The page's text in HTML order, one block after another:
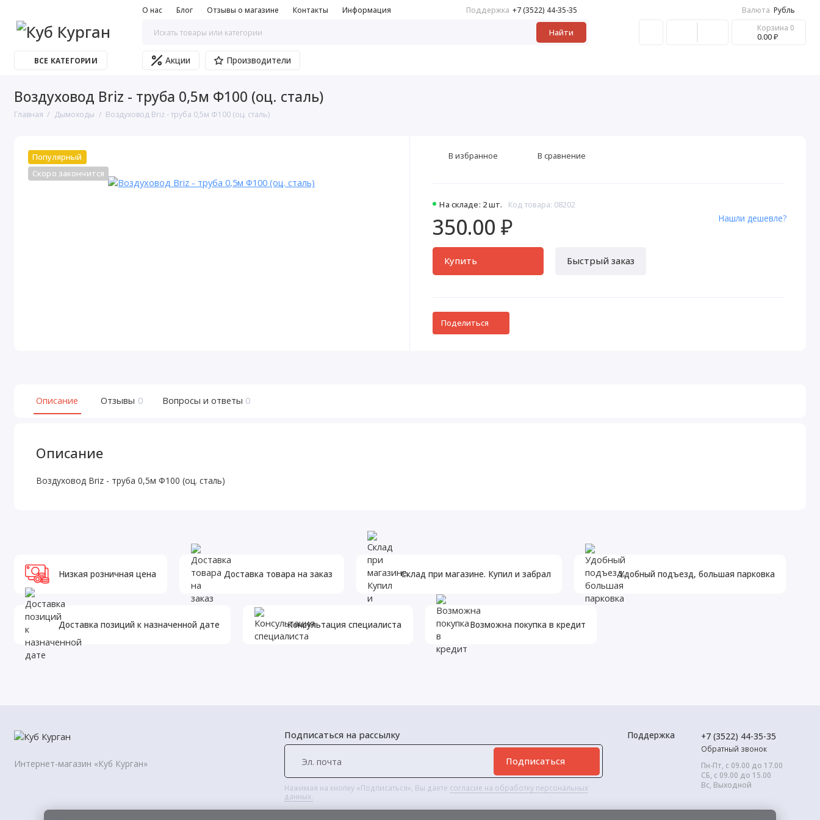
О нас Блог Отзывы о магазине Контакты Информация Поддержка +7 (3522) 44-35-35 Валюта Рубль
Найти Корзина 0
0.00 ₽
ВСЕ КАТЕГОРИИ Акции Производители
Воздуховод Briz - труба 0,5м Ф100 (оц. сталь)
Главная Дымоходы Воздуховод Briz - труба 0,5м Ф100 (оц. сталь)
Популярный
Скоро закончится
На складе: 2 шт. Код товара: 08202
350.00 ₽
Купить Быстрый заказ
Нашли дешевле?
В избранное В сравнение
Поделиться
Описание Отзывы 0 Вопросы и ответы 0
Описание
Воздуховод Briz - труба 0,5м Ф100 (оц. сталь)
Низкая розничная цена Доставка товара на заказ Склад при магазине. Купил и забрал Удобный подъезд, большая парковка
Доставка позиций к назначенной дате Консультация специалиста Возможна покупка в кредит
Интернет-магазин «Куб Курган»
Подписаться на рассылку
Подписаться
Нажимая на кнопку «Подписаться», Вы даете согласие на обработку персональных
данных.
Поддержка +7 (3522) 44-35-35
Обратный звонок
Пн-Пт, с 09.00 до 17.00
СБ, с 09.00 до 15.00
Вс, Выходной